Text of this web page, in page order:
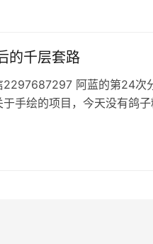
的千层套路
2297687297 阿蓝的第24次
手绘的项目，今天没有鸽